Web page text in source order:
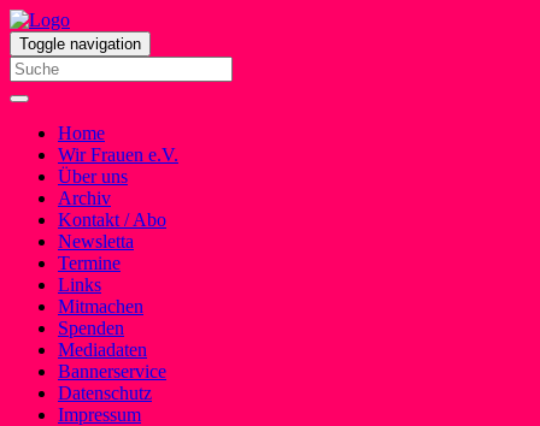
Toggle navigation
Home
Wir Frauen e.V.
Über uns
Archiv
Kontakt / Abo
Newsletta
Termine
Links
Mitmachen
Spenden
Mediadaten
Bannerservice
Datenschutz
Impressum